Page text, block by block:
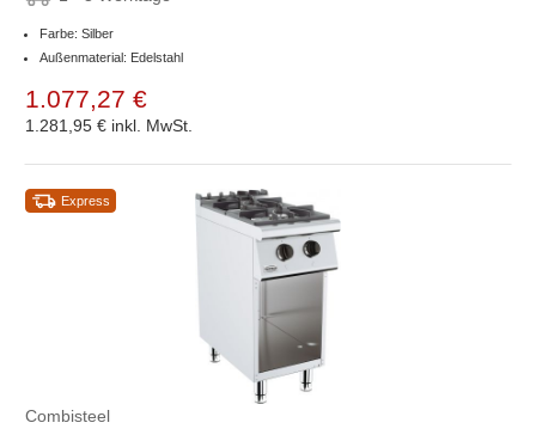
Farbe: Silber
Außenmaterial: Edelstahl
1.077,27 €
1.281,95 € inkl. MwSt.
Express
Combisteel